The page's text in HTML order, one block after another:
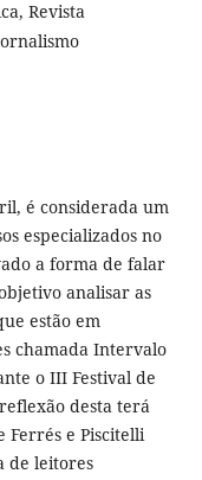
Revista
é considerada um
especializados no
a forma de falar
analisar as
estão em
chamada Intervalo
o III Festival de
desta terá
Ferrés e Piscitelli
de leitores